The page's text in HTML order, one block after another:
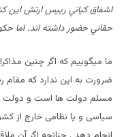
اشفاق کياني رييس ارتش اين
حقاني حضور داشته اند. اما
ما میگوییم که اگر چنین
ضرورت به این ندارد که مقام
مسلم دولت ها است و دولت
سیاسی و یا نظامی خارج از